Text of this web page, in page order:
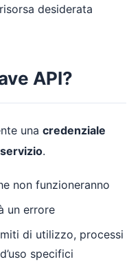
desiderata
API?
una credenziale
.
non funzioneranno
un errore
di utilizzo, processi
specifici